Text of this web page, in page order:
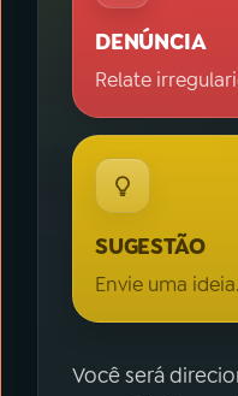
DENÚNCIA
Relate
SUGESTÃO
Envie uma ideia.
Você será